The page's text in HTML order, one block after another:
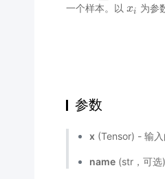
一个样本。以 xi
xi 为参
参数
x (Tensor) - 输
name (str，可